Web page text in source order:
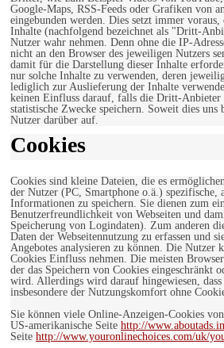
Google-Maps, RSS-Feeds oder Grafiken von
eingebunden werden. Dies setzt immer voraus,
Inhalte (nachfolgend bezeichnet als "Dritt-
Nutzer wahr nehmen. Denn ohne die IP-
nicht an den Browser des jeweiligen Nutzers
damit für die Darstellung dieser Inhalte
nur solche Inhalte zu verwenden, deren
lediglich zur Auslieferung der Inhalte
keinen Einfluss darauf, falls die Dritt-
statistische Zwecke speichern. Soweit dies
Nutzer darüber auf.
Cookies
Cookies sind kleine Dateien, die es
der Nutzer (PC, Smartphone o.ä.) spezifische,
Informationen zu speichern. Sie dienen zum
Benutzerfreundlichkeit von Webseiten und
Speicherung von Logindaten). Zum anderen
Daten der Webseitennutzung zu erfassen und
Angebotes analysieren zu können. Die Nutzer
Cookies Einfluss nehmen. Die meisten
der das Speichern von Cookies eingeschränkt
wird. Allerdings wird darauf hingewiesen,
insbesondere der Nutzungskomfort ohne
Sie können viele Online-Anzeigen-Cookies
US-amerikanische Seite http://
Seite http://www.youronlinechoices.com/uk/